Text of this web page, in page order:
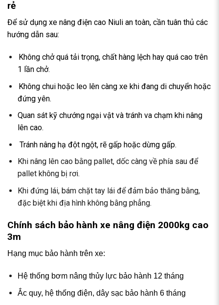
rẻ
Để sử dụng xe nâng điện cao Niuli an toàn, cần tuân thủ các
hướng dẫn sau:
Không chở quá tải trọng, chất hàng lệch hay quá cao trên
1 lần chở.
Không chui hoặc leo lên càng xe khi đang di chuyển hoặc
đứng yên.
Quan sát kỹ chướng ngại vật và tránh va chạm khi nâng
lên cao.
Tránh nâng hạ đột ngột, rẽ gấp hoặc dừng gấp.
Khi nâng lên cao bằng pallet, dốc càng về phía sau để
pallet không bị rơi.
Khi đứng lái, bám chặt tay lái để đảm bảo thăng bằng,
đặc biệt khi địa hình không bằng phẳng.
Chính sách bảo hành xe nâng điện 2000kg cao
3m
Hạng mục bảo hành trên xe:
Hệ thống bơm nâng thủy lực bảo hành 12 tháng
Ắc quy, hệ thống điện, dây sạc bảo hành 6 tháng